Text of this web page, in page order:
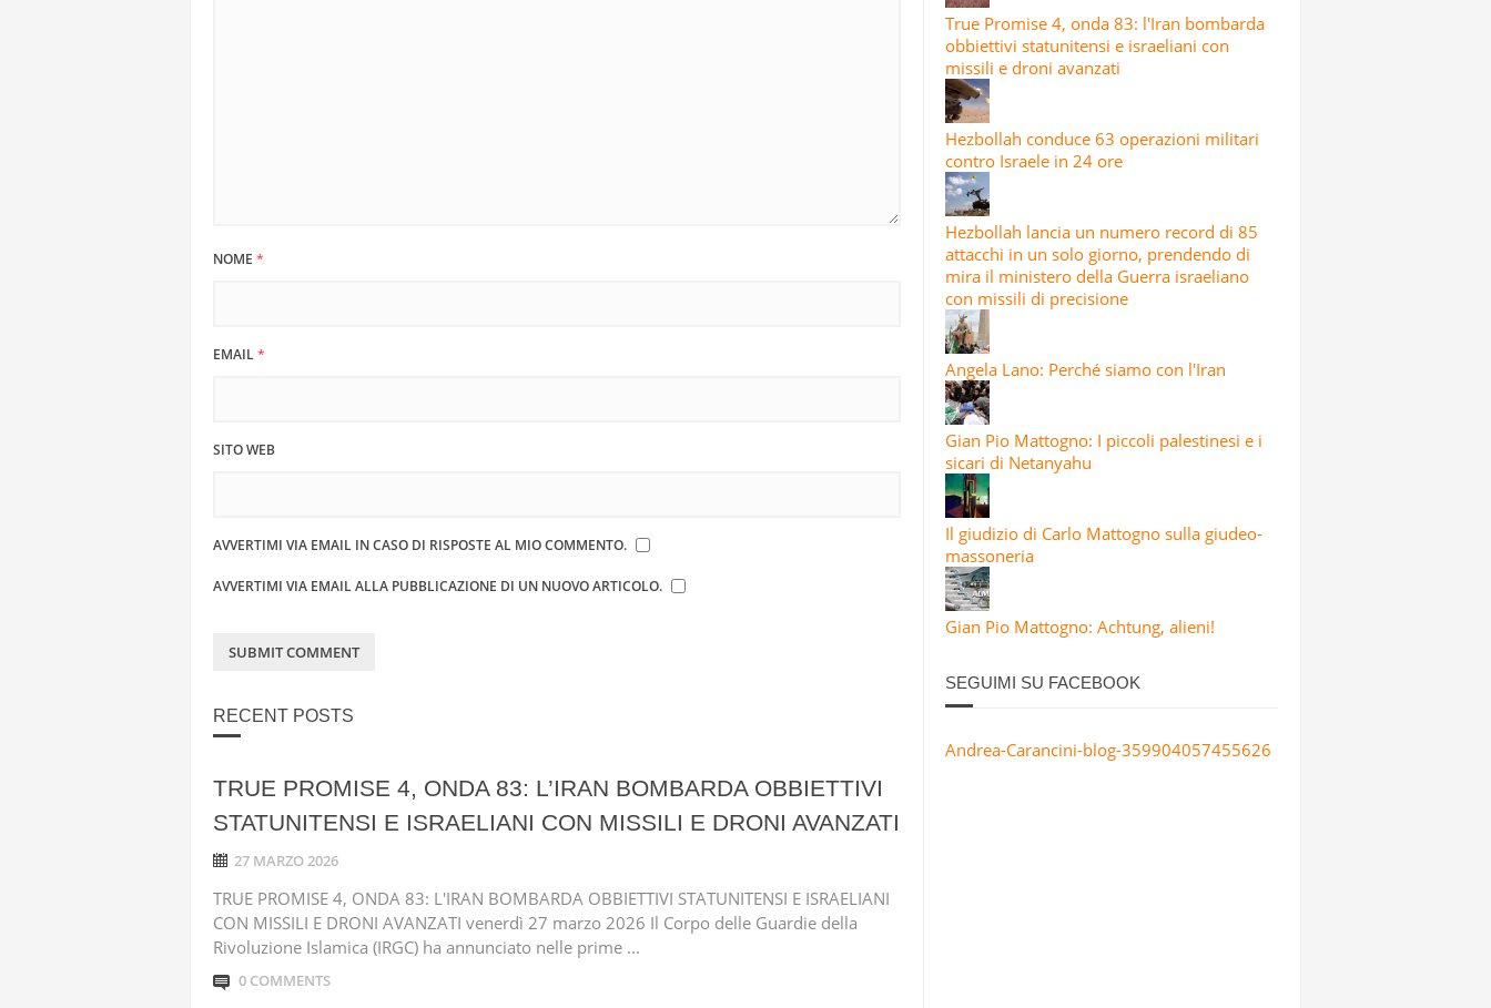
NOME *
EMAIL*
SITO WEB
AVVERTIMI VIA EMAIL IN CASO DI RISPOSTE AL MIO COMMENTO.
AVVERTIMI VIA EMAIL ALLA PUBBLICAZIONE DI UN NUOVO ARTICOLO.
RECENT POSTS
TRUE PROMISE 4, ONDA 83: L’IRAN BOMBARDA OBBIETTIVI
STATUNITENSI E ISRAELIANI CON MISSILI E DRONI AVANZATI
27 MARZO 2026
TRUE PROMISE 4, ONDA 83: L'IRAN BOMBARDA OBBIETTIVI STATUNITENSI E ISRAELIANI
CON MISSILI E DRONI AVANZATI venerdì 27 marzo 2026 Il Corpo delle Guardie della
Rivoluzione Islamica (IRGC) ha annunciato nelle prime ...
0 COMMENTS
True Promise 4, onda 83: l'Iran bombarda
obbiettivi statunitensi e israeliani con
missili e droni avanzati
Hezbollah conduce 63 operazioni militari
contro Israele in 24 ore
Hezbollah lancia un numero record di 85
attacchi in un solo giorno, prendendo di
mira il ministero della Guerra israeliano
con missili di precisione
Angela Lano: Perché siamo con l'Iran
Gian Pio Mattogno: I piccoli palestinesi e i
sicari di Netanyahu
Il giudizio di Carlo Mattogno sulla giudeo-
massoneria
Gian Pio Mattogno: Achtung, alieni!
SEGUIMI SU FACEBOOK
Andrea-Carancini-blog-359904057455626